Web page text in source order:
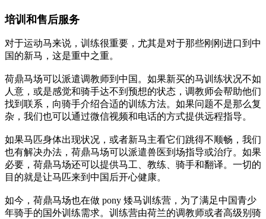
培训和售后服务
对于运动马来说，训练很重要，尤其是对于那些刚刚进口到中
国的新马，这是重中之重。
荷鼎马场可以派遣调教师到中国。如果新买的马训练状况不如
人意，或是感觉和骑手达不到预想的状态，调教师会帮助他们
找到联系，向骑手介绍合适的训练方法。如果问题不是那么复
杂，我们也可以通过微信视频和电话的方式提供远程指导。
如果马匹身体出现状况，或者新马主看它们跳得不顺畅，我们
也有解决办法，荷鼎马场可以派遣兽医到场指导或治疗。如果
必要，荷鼎马场还可以提供马工、教练、骑手和翻译。一切的
目的就是让马匹来到中国后开心健康。
如今，荷鼎马场也在做 pony 矮马训练营，为了满足中国青少
年骑手的国外训练需求。训练营由荷兰的调教师或者高级别骑